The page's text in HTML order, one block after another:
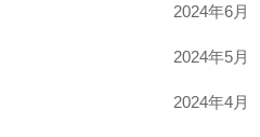
2024年6月
2024年5月
2024年4月